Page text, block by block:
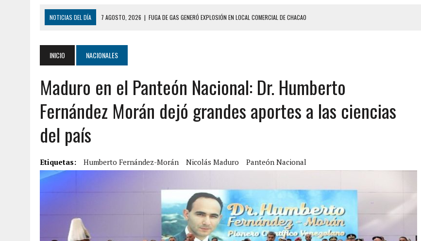
NOTICIAS DEL DÍA 7 AGOSTO, 2026 | HOMBRE ASESINÓ A SU TÍA CON UN PUÑAL Y DEJÓ HERIDAS A SU PRIMA Y A OTRO FAMILIAR EN BOLÍVAR
6 AGOSTO, 2026 | MISTERIOSA MUERTE DE MODELO EN MONAGAS: HALLARON EL CUERPO DENTRO DE SU CASA
6 AGOSTO, 2026
BARINAS: ADOLESCENTE SE QUITÓ LA VIDA TRAS SER ACOSADA Y ABUSADA POR LA PAREJA DE SU ABUELA
6 AGOSTO, 2026
CONMOCIÓN EN COLORADO POR ASESINATO DE UNA ADOLESCENTE VENEZOLANA EN REUNIÓN CON AMIGOS
5 AGOSTO, 2026
PRESUNTO BROTE PSICÓTICO POR FALTA DE TRATAMIENTO DESENCADENÓ TRAGEDIA FAMILIAR
9 AGOSTO, 2026
8 AGOSTO, 2026
7 AGOSTO, 2026 | FUGA DE GAS GENERÓ EXPLOSIÓN EN LOCAL COMERCIAL DE CHACAO
INICIO NACIONALES
Maduro en el Panteón Nacional: Dr. Humberto
Fernández Morán dejó grandes aportes a las ciencias
del país
Etiquetas: Humberto Fernández-Morán Nicolás Maduro Panteón Nacional